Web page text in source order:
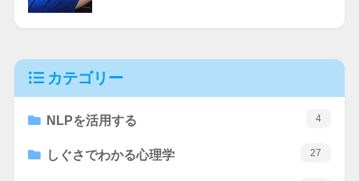
カテゴリー
NLPを活用する 4
しぐさでわかる心理学 27